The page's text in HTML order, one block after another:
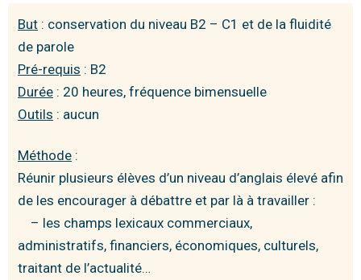
But : conservation du niveau B2 – C1 et de la fluidité
de parole
Pré-requis : B2
Durée : 20 heures, fréquence bimensuelle
Outils : aucun
Méthode :
Réunir plusieurs élèves d’un niveau d’anglais élevé afin
de les encourager à débattre et par là à travailler :
– les champs lexicaux commerciaux,
administratifs, financiers, économiques, culturels,
traitant de l’actualité…